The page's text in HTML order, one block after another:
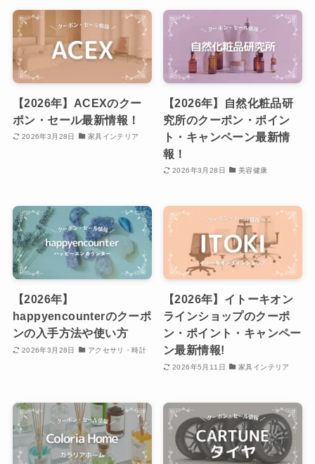
【2026年】ACEXのクー
ポン・セール最新情報！
2026年3月28日 家具インテリア
【2026年】自然化粧品研
究所のクーポン・ポイン
ト・キャンペーン最新情
報！
2026年3月28日 美容健康
【2026年】
happyencounterのクーポ
ンの入手方法や使い方
2026年3月28日 アクセサリ・時計
【2026年】イトーキオン
ラインショップのクーポ
ン・ポイント・キャンペー
ン最新情報!
2026年5月11日 家具インテリア